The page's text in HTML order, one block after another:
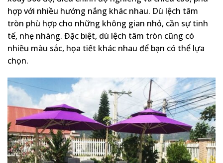
hợp với nhiều hướng nắng khác nhau. Dù lệch tâm
tròn phù hợp cho những không gian nhỏ, cần sự tinh
tế, nhẹ nhàng. Đặc biệt, dù lệch tâm tròn cũng có
nhiều màu sắc, họa tiết khác nhau để bạn có thể lựa
chọn.